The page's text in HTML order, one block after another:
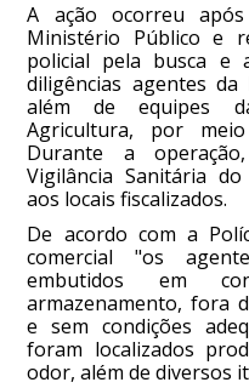
A ação ocorreu
Ministério Público e
policial pela busca e
diligências agentes
além de equipes
Agricultura, por
Durante a
Vigilância Sanitária
aos locais fiscalizados.
De acordo com a
comercial "os
embutidos em
armazenamento, fora
e sem condições
foram localizados
odor, além de diversos